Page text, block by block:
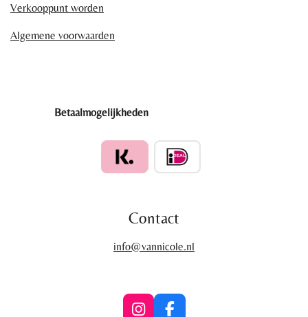
Verkooppunt worden
Algemene voorwaarden
Betaalmogelijkheden
Contact
info@vannicole.nl